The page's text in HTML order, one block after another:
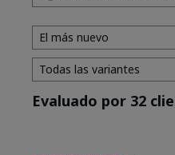
Evaluado por 32